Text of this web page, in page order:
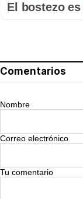
El bostezo
Comentarios
Nombre
Correo electrónico
Tu comentario